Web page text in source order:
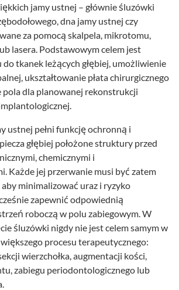
jamy ustnej – głównie śluzówki
dna jamy ustnej czy
za pomocą skalpela, mikrotomu,
lasera. Podstawowym celem jest
tkanek leżących głębiej, umożliwienie
ukształtowanie płata chirurgicznego
dla planowanej rekonstrukcji
ustnej pełni funkcję ochronną i
głębiej położone struktury przed
chemicznymi i
Każde jej przerwanie musi być zatem
aby minimalizować uraz i ryzyko
zapewnić odpowiednią
roboczą w polu zabiegowym. W
śluzówki nigdy nie jest celem samym w
procesu terapeutycznego:
wierzchołka, augmentacji kości,
zabiegu periodontologicznego lub